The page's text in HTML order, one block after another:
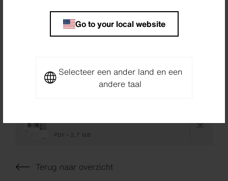
Go to your local website
Selecteer een ander land en een
andere taal
Photographer
Downloads
PDF 2,7 MB
Terug naar overzicht